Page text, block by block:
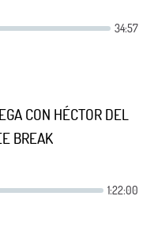
CON HÉCTOR DEL
BREAK